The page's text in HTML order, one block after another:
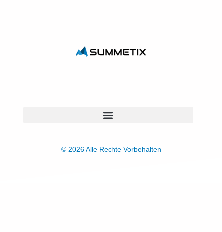
© 2026 Alle Rechte Vorbehalten